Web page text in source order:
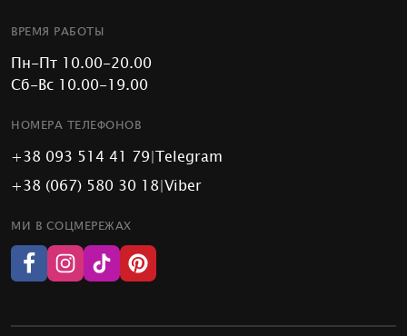
ВРЕМЯ РАБОТЫ
Пн-Пт 10.00-20.00
Сб-Вс 10.00-19.00
НОМЕРА ТЕЛЕФОНОВ
+38 093 514 41 79|Telegram
+38 (067) 580 30 18|Viber
МИ В СОЦМЕРЕЖАХ